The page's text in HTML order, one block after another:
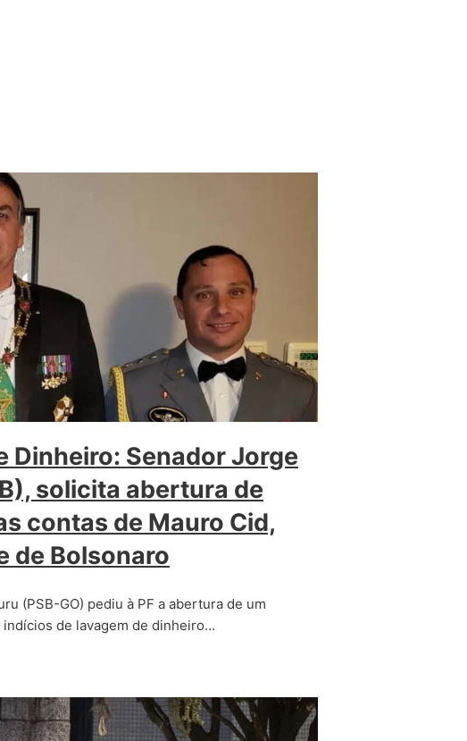
Dinheiro: Senador Jorge
solicita abertura de
contas de Mauro Cid,
de Bolsonaro
(PSB-GO) pediu à PF a abertura de um
de lavagem de dinheiro…